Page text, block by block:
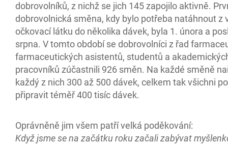
dobrovolníků, z nichž se jich 145 zapojilo aktivně.
dobrovolnická směna, kdy bylo potřeba natáhnout z
očkovací látku do několika dávek, byla 1. února a
srpna. V tomto období se dobrovolníci z řad
farmaceutických asistentů, studentů a
pracovníků zúčastnili 926 směn. Na každé směně
každý z nich 300 až 500 dávek, celkem tak všichni
připravit téměř 400 tisíc dávek.
Oprávněně jim všem patří velká poděkování:
Když jsme se na začátku roku začali zabývat